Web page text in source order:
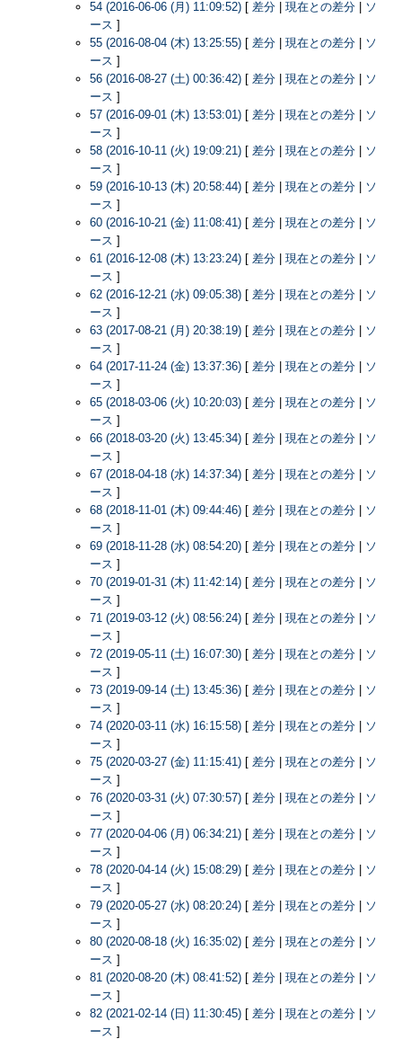
54 (2016-06-06 (月) 11:09:52) [ 差分 現在との差分
ソ
ース ]
55 (2016-08-04 (木) 13:25:55) [ 差分 現在との差分
ソ
ース ]
56 (2016-08-27 (土) 00:36:42) [ 差分 現在との差分
ソ
ース ]
57 (2016-09-01 (木) 13:53:01) [ 差分 現在との差分
ソ
ース ]
58 (2016-10-11 (火) 19:09:21) [ 差分 現在との差分
ソ
ース ]
59 (2016-10-13 (木) 20:58:44) [ 差分 現在との差分
ソ
ース ]
60 (2016-10-21 (金) 11:08:41) [ 差分 現在との差分
ソ
ース ]
61 (2016-12-08 (木) 13:23:24) [ 差分 現在との差分
ソ
ース ]
62 (2016-12-21 (水) 09:05:38) [ 差分 現在との差分
ソ
ース ]
63 (2017-08-21 (月) 20:38:19) [ 差分 現在との差分
ソ
ース ]
64 (2017-11-24 (金) 13:37:36) [ 差分 現在との差分
ソ
ース ]
65 (2018-03-06 (火) 10:20:03) [ 差分 現在との差分
ソ
ース ]
66 (2018-03-20 (火) 13:45:34) [ 差分 現在との差分
ソ
ース ]
67 (2018-04-18 (水) 14:37:34) [ 差分 現在との差分
ソ
ース ]
68 (2018-11-01 (木) 09:44:46) [ 差分 現在との差分
ソ
ース ]
69 (2018-11-28 (水) 08:54:20) [ 差分 現在との差分
ソ
ース ]
70 (2019-01-31 (木) 11:42:14) [ 差分 現在との差分
ソ
ース ]
71 (2019-03-12 (火) 08:56:24) [ 差分 現在との差分
ソ
ース ]
72 (2019-05-11 (土) 16:07:30) [ 差分 現在との差分
ソ
ース ]
73 (2019-09-14 (土) 13:45:36) [ 差分 現在との差分
ソ
ース ]
74 (2020-03-11 (水) 16:15:58) [ 差分 現在との差分
ソ
ース ]
75 (2020-03-27 (金) 11:15:41) [ 差分 現在との差分
ソ
ース ]
76 (2020-03-31 (火) 07:30:57) [ 差分 現在との差分
ソ
ース ]
77 (2020-04-06 (月) 06:34:21) [ 差分 現在との差分
ソ
ース ]
78 (2020-04-14 (火) 15:08:29) [ 差分 現在との差分
ソ
ース ]
79 (2020-05-27 (水) 08:20:24) [ 差分 現在との差分
ソ
ース ]
80 (2020-08-18 (火) 16:35:02) [ 差分 現在との差分
ソ
ース ]
81 (2020-08-20 (木) 08:41:52) [ 差分 現在との差分
ソ
ース ]
82 (2021-02-14 (日) 11:30:45) [ 差分 現在との差分
ソ
ース ]